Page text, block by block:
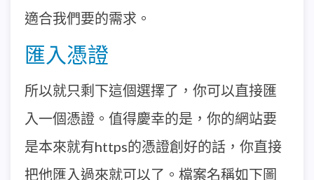
適合我們要的需求。
匯入憑證
所以就只剩下這個選擇了，你可以直接匯
入一個憑證。值得慶幸的是，你的網站要
是本來就有https的憑證創好的話，你直接
把他匯入過來就可以了。檔案名稱如下圖